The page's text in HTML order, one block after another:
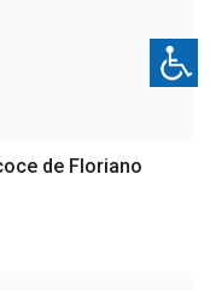
de Floriano